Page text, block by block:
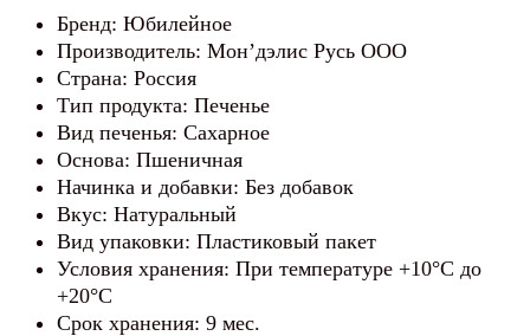
Бренд: Юбилейное
Производитель: Мон’дэлис Русь ООО
Страна: Россия
Тип продукта: Печенье
Вид печенья: Сахарное
Основа: Пшеничная
Начинка и добавки: Без добавок
Вкус: Натуральный
Вид упаковки: Пластиковый пакет
Условия хранения: При температуре +10°С до
+20°С
Срок хранения: 9 мес.